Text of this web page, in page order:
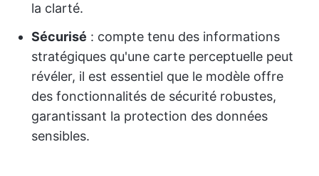
la clarté.
Sécurisé : compte tenu des informations
stratégiques qu'une carte perceptuelle peut
révéler, il est essentiel que le modèle offre
des fonctionnalités de sécurité robustes,
garantissant la protection des données
sensibles.